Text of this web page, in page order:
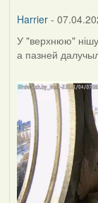
Harrier-
У "верхнюю"
а пазней